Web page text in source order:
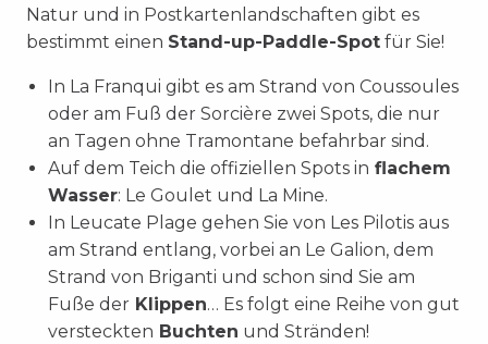
Natur und in Postkartenlandschaften gibt es
bestimmt einen Stand-up-Paddle-Spot für Sie!
In La Franqui gibt es am Strand von Coussoules
oder am Fuß der Sorcière zwei Spots, die nur
an Tagen ohne Tramontane befahrbar sind.
Auf dem Teich die offiziellen Spots in flachem
Wasser: Le Goulet und La Mine.
In Leucate Plage gehen Sie von Les Pilotis aus
am Strand entlang, vorbei an Le Galion, dem
Strand von Briganti und schon sind Sie am
Fuße der Klippen… Es folgt eine Reihe von gut
versteckten Buchten und Stränden!